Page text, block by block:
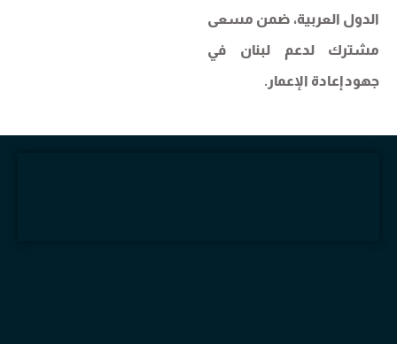
الدول العربية، ضمن مسعى
مشترك لدعم لبنان في
جهود إعادة الإعمار.